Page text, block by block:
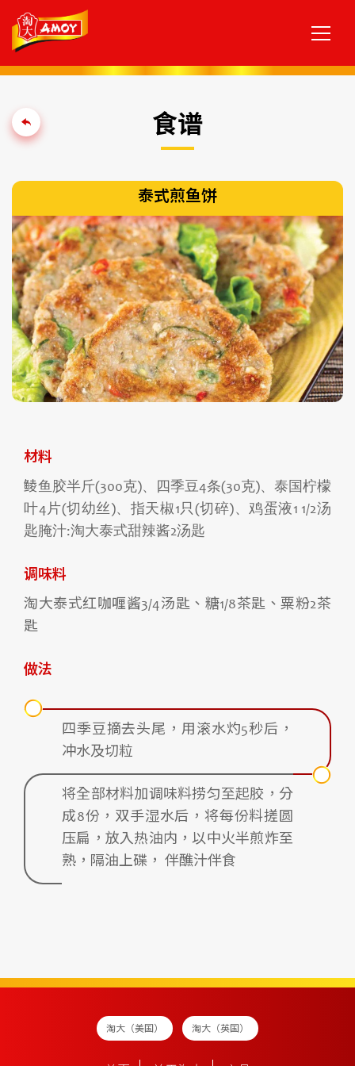
食谱
泰式煎鱼饼
材料
鲮鱼胶半斤(300克)、四季豆4条(30克)、泰国柠檬
叶4片(切幼丝)、指天椒1只(切碎)、鸡蛋液1 1/2汤
匙腌汁:淘大泰式甜辣酱2汤匙
调味料
淘大泰式红咖喱酱3/4汤匙、糖1/8茶匙、粟粉2茶
匙
做法
四季豆摘去头尾，用滚水灼5秒后，
冲水及切粒
将全部材料加调味料捞匀至起胶，分
成8份，双手湿水后，将每份料搓圆
压扁，放入热油内，以中火半煎炸至
熟，隔油上碟， 伴醮汁伴食
淘大（美国） 淘大（英国）